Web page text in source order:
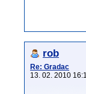
rob
Re: Gradac
13. 02. 2010